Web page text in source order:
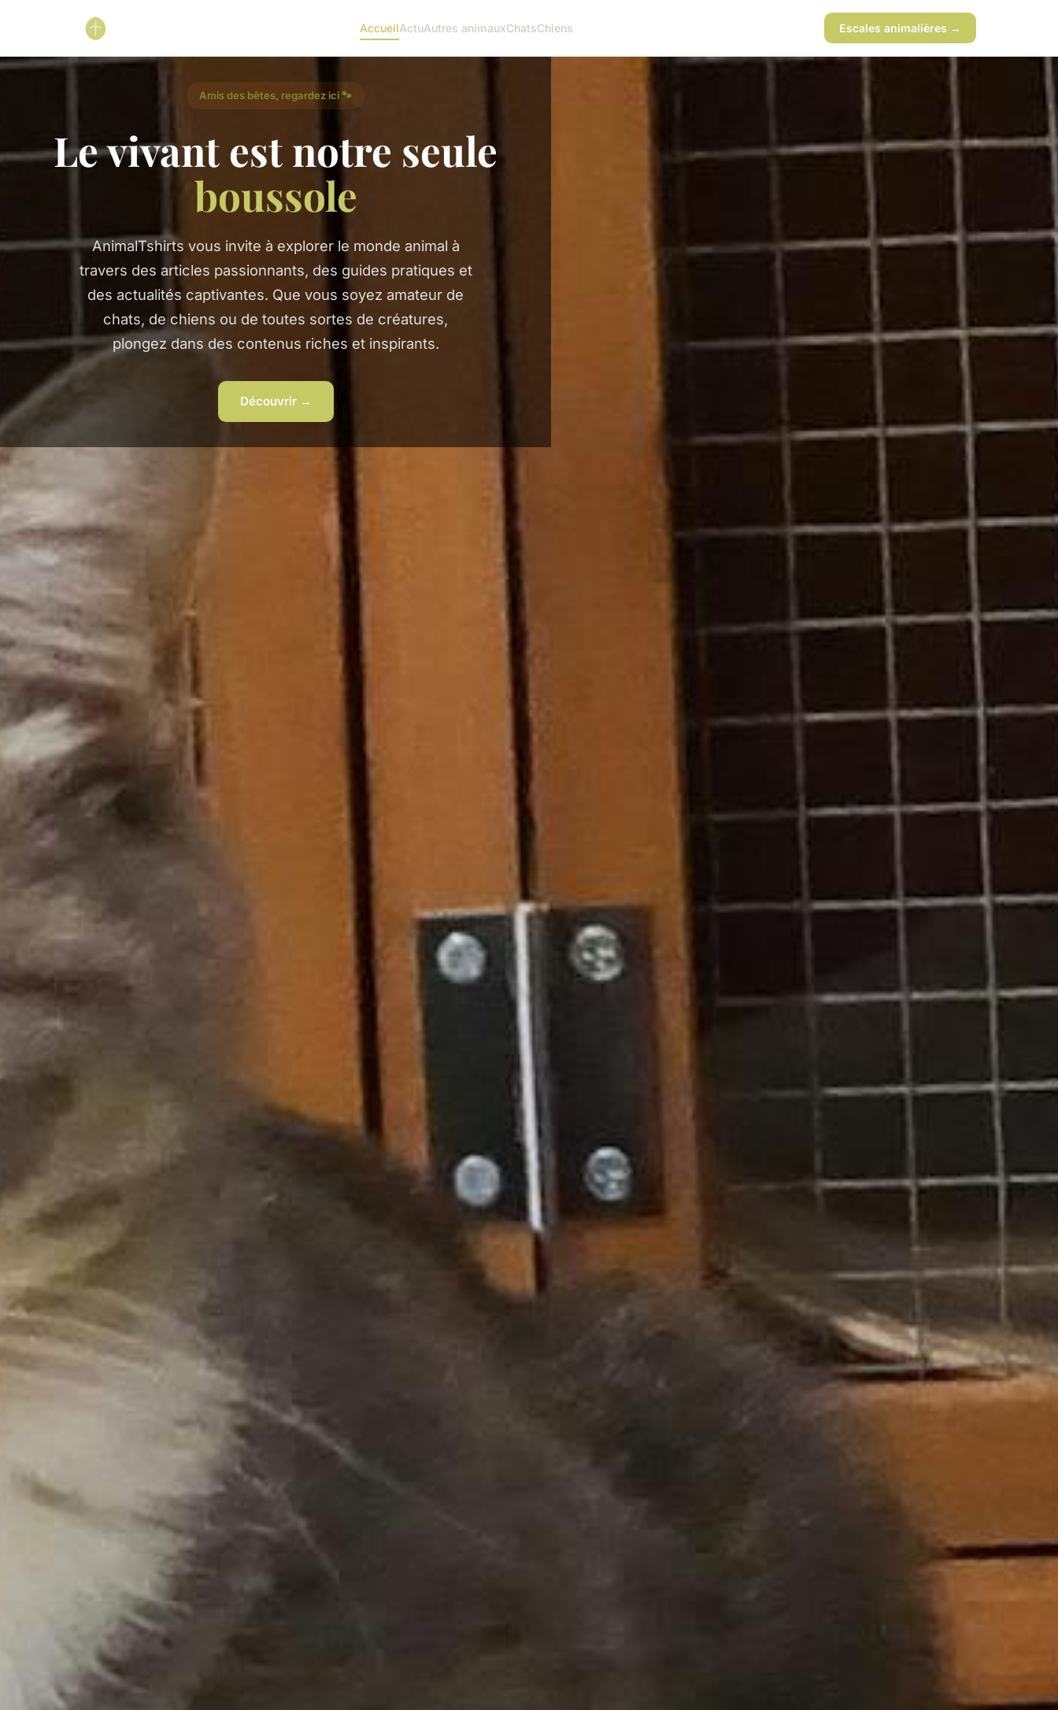
AccueilActuAutres animauxChatsChiens Escales animalières →
Amis des bêtes, regardez ici 🐾
Le vivant est notre seule
boussole
AnimalTshirts vous invite à explorer le monde animal à
travers des articles passionnants, des guides pratiques et
des actualités captivantes. Que vous soyez amateur de
chats, de chiens ou de toutes sortes de créatures,
plongez dans des contenus riches et inspirants.
Découvrir →